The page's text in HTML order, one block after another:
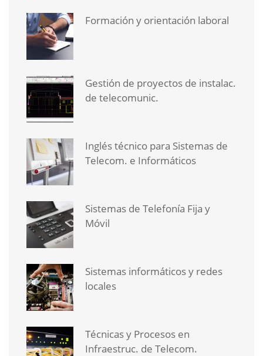
Formación y orientación laboral
Gestión de proyectos de instalac.
de telecomunic.
Inglés técnico para Sistemas de
Telecom. e Informáticos
Sistemas de Telefonía Fija y
Móvil
Sistemas informáticos y redes
locales
Técnicas y Procesos en
Infraestruc. de Telecom.